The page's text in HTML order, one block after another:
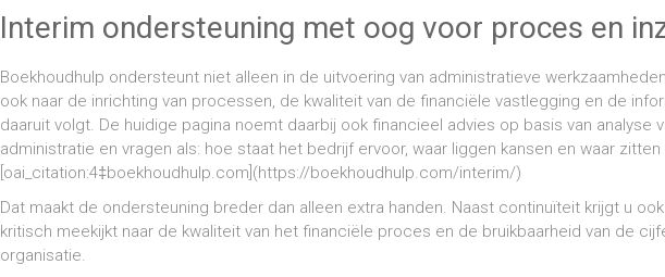
Interim ondersteuning met oog voor proces en
Boekhoudhulp ondersteunt niet alleen in de uitvoering van administratieve
ook naar de inrichting van processen, de kwaliteit van de financiële vastlegging en de
daaruit volgt. De huidige pagina noemt daarbij ook financieel advies op basis van analyse
administratie en vragen als: hoe staat het bedrijf ervoor, waar liggen kansen en waar zitten
[oai_citation:4‡boekhoudhulp.com](https://boekhoudhulp.com/interim/)
Dat maakt de ondersteuning breder dan alleen extra handen. Naast continuïteit krijgt u
kritisch meekijkt naar de kwaliteit van het financiële proces en de bruikbaarheid van de
organisatie.